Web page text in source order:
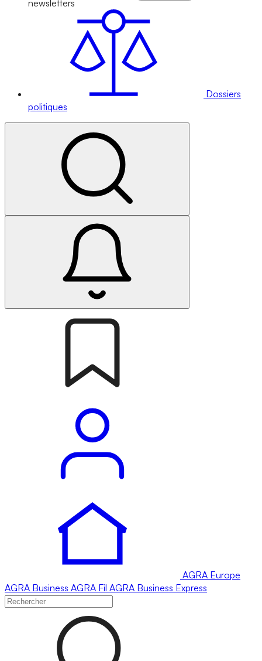
newsletters
Dossiers
politiques
AGRA Europe
AGRA Business AGRA Fil AGRA Business Express